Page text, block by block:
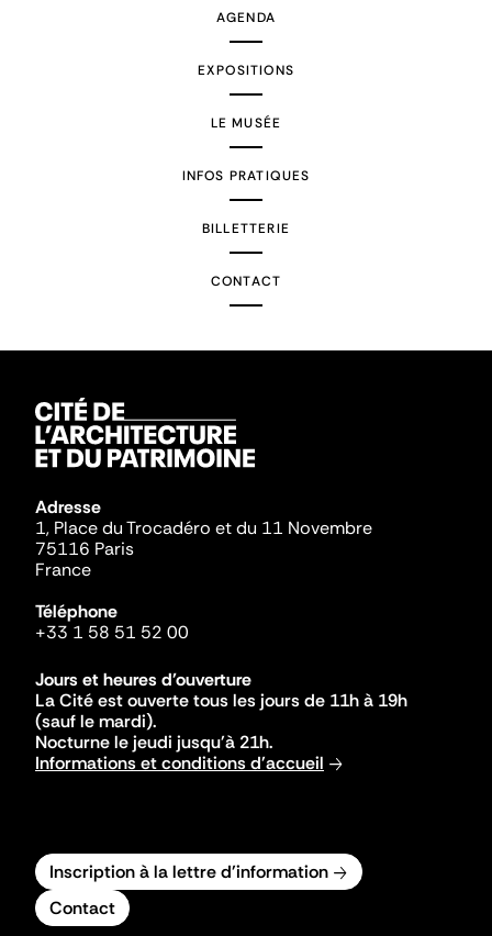
AGENDA
EXPOSITIONS
LE MUSÉE
INFOS PRATIQUES
BILLETTERIE
CONTACT
Adresse
1, Place du Trocadéro et du 11 Novembre
75116 Paris
France
Téléphone
+33 1 58 51 52 00
Jours et heures d'ouverture
La Cité est ouverte tous les jours de 11h à 19h
(sauf le mardi).
Nocturne le jeudi jusqu'à 21h.
Informations et conditions d'accueil
Inscription à la lettre d'information
Contact